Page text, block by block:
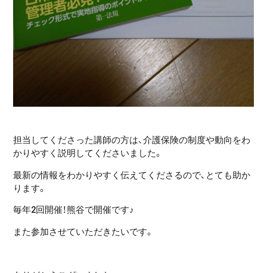
担当してくださった講師の方は、介護保険の制度や動向をわ
かりやすく説明してくださいました。
最新の情報をわかりやすく伝えてくださるので、とても助か
ります。
毎年2回開催！熊谷で開催です♪
また参加させていただきたいです。